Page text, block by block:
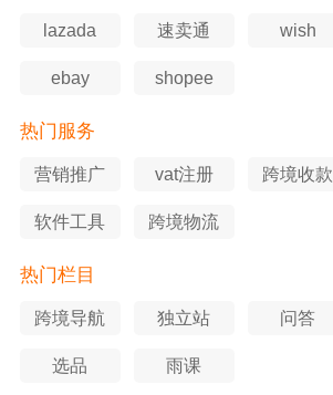
lazada 速卖通 wish
ebay shopee
热门服务
营销推广 vat注册 跨境收款
软件工具 跨境物流
热门栏目
跨境导航 独立站 问答
选品 雨课